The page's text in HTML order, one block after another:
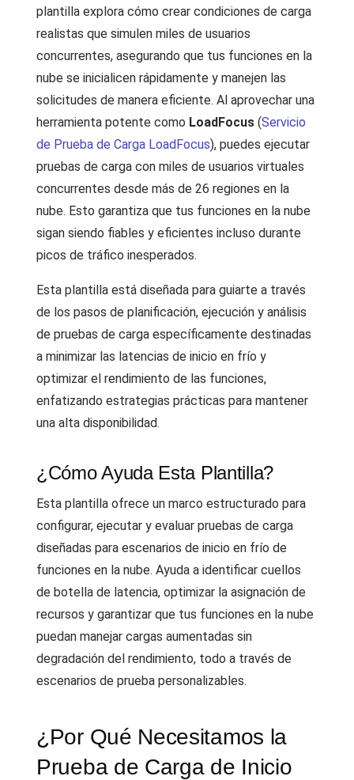
plantilla explora cómo crear condiciones de carga
realistas que simulen miles de usuarios
concurrentes, asegurando que tus funciones en la
nube se inicialicen rápidamente y manejen las
solicitudes de manera eficiente. Al aprovechar una
herramienta potente como LoadFocus (Servicio
de Prueba de Carga LoadFocus), puedes ejecutar
pruebas de carga con miles de usuarios virtuales
concurrentes desde más de 26 regiones en la
nube. Esto garantiza que tus funciones en la nube
sigan siendo fiables y eficientes incluso durante
picos de tráfico inesperados.
Esta plantilla está diseñada para guiarte a través
de los pasos de planificación, ejecución y análisis
de pruebas de carga específicamente destinadas
a minimizar las latencias de inicio en frío y
optimizar el rendimiento de las funciones,
enfatizando estrategias prácticas para mantener
una alta disponibilidad.
¿Cómo Ayuda Esta Plantilla?
Esta plantilla ofrece un marco estructurado para
configurar, ejecutar y evaluar pruebas de carga
diseñadas para escenarios de inicio en frío de
funciones en la nube. Ayuda a identificar cuellos
de botella de latencia, optimizar la asignación de
recursos y garantizar que tus funciones en la nube
puedan manejar cargas aumentadas sin
degradación del rendimiento, todo a través de
escenarios de prueba personalizables.
¿Por Qué Necesitamos la
Prueba de Carga de Inicio